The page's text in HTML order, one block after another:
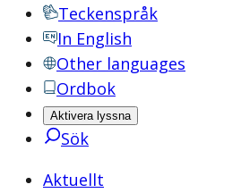
Teckenspråk
In English
Other languages
Ordbok
Aktivera lyssna
Sök
Aktuellt